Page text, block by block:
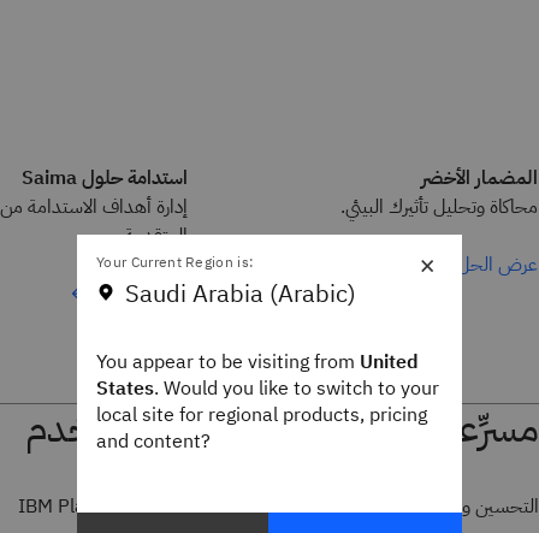
المضمار الأخضر
محاكاة وتحليل تأثيرك البيئي.
عرض الحل
استدامة حلول Saima
إدارة أهداف الاستدامة
المتقدمة.
عرض الحل
مسرِّعات التطوير وواجهة المستخدم
التحسين والإدارة والترحيل والتطوير باستخدام IBM Planning Analytics
×
Your Current Region is:
Saudi Arabia (Arabic)
You appear to be visiting from United
States. Would you like to switch to your
local site for regional products, pricing
and content?